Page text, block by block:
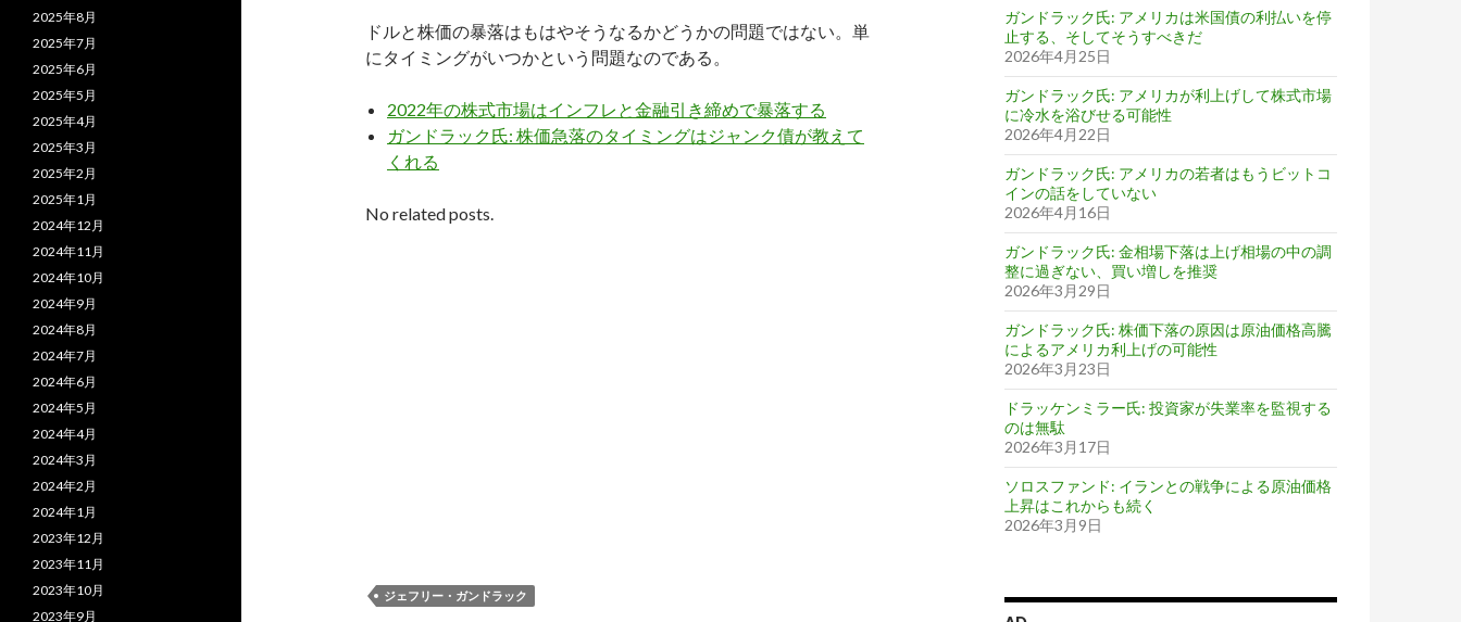
ドルと株価の暴落はもはやそうなるかどうかの問題ではない。単
にタイミングがいつかという問題なのである。
2022年の株式市場はインフレと金融引き締めで暴落する
ガンドラック氏: 株価急落のタイミングはジャンク債が教えて
くれる
No related posts.
ジェフリー・ガンドラック
ガンドラック氏: アメリカは米国債の利払いを停
止する、そしてそうすべきだ
2026年4月25日
ガンドラック氏: アメリカが利上げして株式市場
に冷水を浴びせる可能性
2026年4月22日
ガンドラック氏: アメリカの若者はもうビットコ
インの話をしていない
2026年4月16日
ガンドラック氏: 金相場下落は上げ相場の中の調
整に過ぎない、買い増しを推奨
2026年3月29日
ガンドラック氏: 株価下落の原因は原油価格高騰
によるアメリカ利上げの可能性
2026年3月23日
ドラッケンミラー氏: 投資家が失業率を監視する
のは無駄
2026年3月17日
ソロスファンド: イランとの戦争による原油価格
上昇はこれからも続く
2026年3月9日
2025年8月
2025年7月
2025年6月
2025年5月
2025年4月
2025年3月
2025年2月
2025年1月
2024年12月
2024年11月
2024年10月
2024年9月
2024年8月
2024年7月
2024年6月
2024年5月
2024年4月
2024年3月
2024年2月
2024年1月
2023年12月
2023年11月
2023年10月
2023年9月